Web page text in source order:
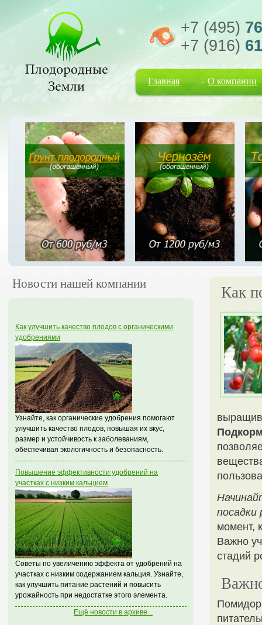
+7 (495)
+7 (916)
Главная О компании
Новости нашей компании
Как улучшить качество плодов с органическими
удобрениями
Узнайте, как органические удобрения помогают
улучшить качество плодов, повышая их вкус,
размер и устойчивость к заболеваниям,
обеспечивая экологичность и безопасность.
Повышение эффективности удобрений на
участках с низким кальцием
Советы по увеличению эффекта от удобрений на
участках с низким содержанием кальция. Узнайте,
как улучшить питание растений и повысить
урожайность при недостатке этого элемента.
Ещё новости в архиве...
Как
посадки
момент,
Важно
стадий